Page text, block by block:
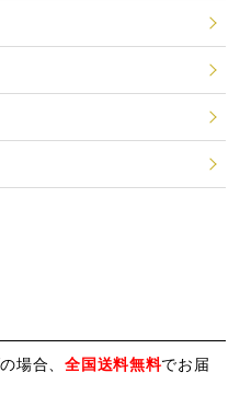
場合、全国送料無料でお届